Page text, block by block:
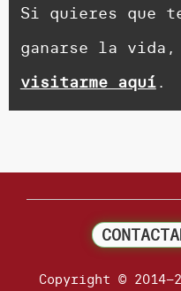
Si quieres que
ganarse la vida,
visitarme aquí.
Copyright ©